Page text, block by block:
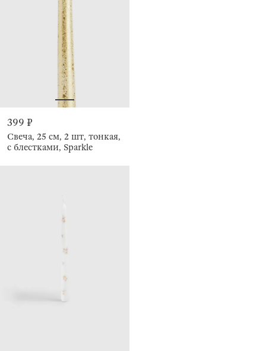
399 ₽
Свеча, 25 см, 2 шт, тонкая,
с блестками, Sparkle